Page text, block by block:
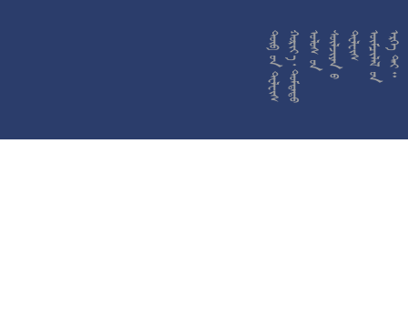










































































































